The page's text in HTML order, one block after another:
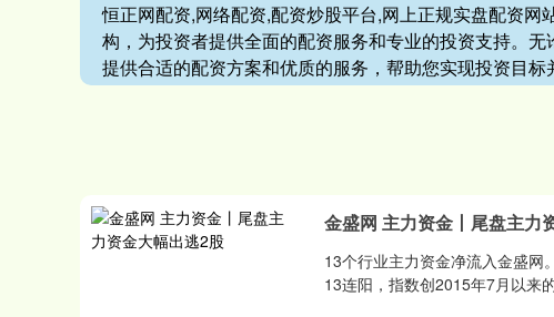
恒正网配资,网络配资,配资炒股平台,网上正规实盘配资
构，为投资者提供全面的配资服务和专业的投资支持。
提供合适的配资方案和优质的服务，帮助您实现投资目标
金盛网 主力资金丨尾盘主力
13个行业主力资金净流入金盛网
13连阳，指数创2015年7月以来